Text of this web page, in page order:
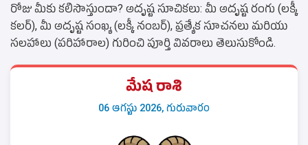
రోజు మీకు కలిసొస్తుందా? అదృష్ట సూచికలు: మీ అదృష్ట రంగు (లక్కీ
కలర్), మీ అదృష్ట సంఖ్య (లక్కీ నంబర్), ప్రత్యేక సూచనలు మరియు
సలహాలు (పరిహారాల) గురించి పూర్తి వివరాలు తెలుసుకోండి.
మేష రాశి
06 ఆగస్టు 2026, గురువారం